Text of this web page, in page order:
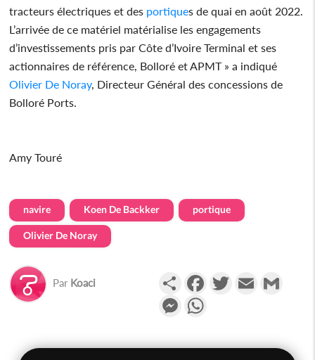
tracteurs électriques et des portiques de quai en août 2022.
L’arrivée de ce matériel matérialise les engagements
d’investissements pris par Côte d’Ivoire Terminal et ses
actionnaires de référence, Bolloré et APMT » a indiqué
Olivier De Noray, Directeur Général des concessions de
Bolloré Ports.
Amy Touré
navire Koen De Backker portique
Olivier De Noray
Par Koaci PartagerFacebookTwitterEmail
Messenger